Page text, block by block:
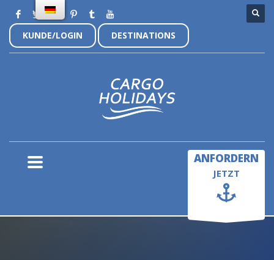
KUNDE/LOGIN DESTINATIONS
ANFORDERN
JETZT